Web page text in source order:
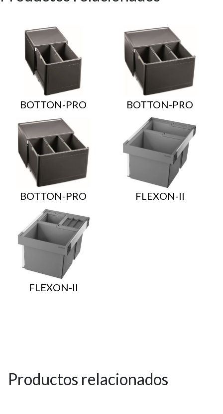
BOTTON-PRO BOTTON-PRO
BOTTON-PRO FLEXON-II
FLEXON-II
Productos relacionados